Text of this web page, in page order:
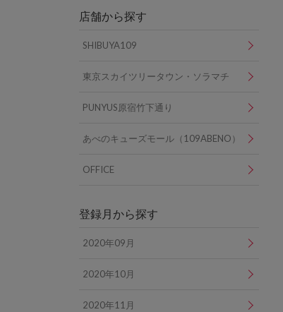
店舗から探す
SHIBUYA109
東京スカイツリータウン・ソラマチ
PUNYUS原宿竹下通り
あべのキューズモール（109ABENO）
OFFICE
登録月から探す
2020年09月
2020年10月
2020年11月